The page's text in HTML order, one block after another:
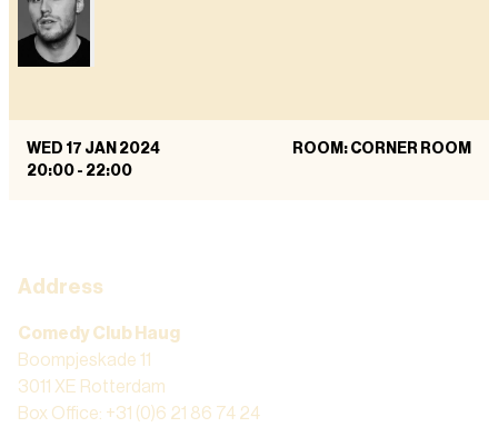
WED 17 JAN 2024
20:00 - 22:00
ROOM: CORNER ROOM
Address
Comedy Club Haug
Boompjeskade 11
3011 XE Rotterdam
Box Office: +31 (0)6 21 86 74 24